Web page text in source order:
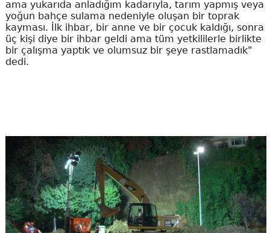
ama yukarıda anladığım kadarıyla, tarım yapmış veya
yoğun bahçe sulama nedeniyle oluşan bir toprak
kayması. İlk ihbar, bir anne ve bir çocuk kaldığı, sonra
üç kişi diye bir ihbar geldi ama tüm yetkililerle birlikte
bir çalışma yaptık ve olumsuz bir şeye rastlamadık"
dedi.